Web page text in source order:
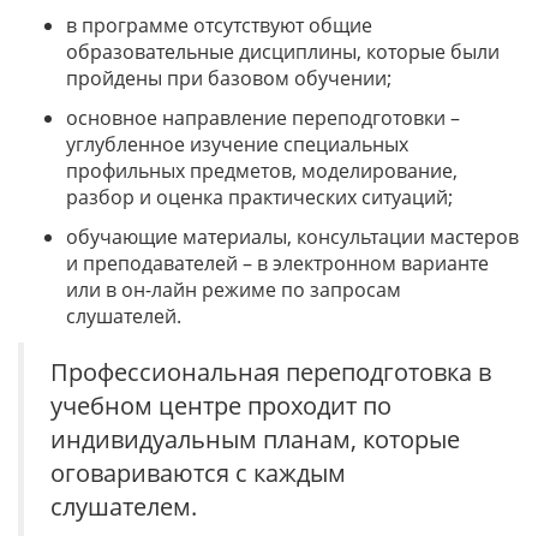
в программе отсутствуют общие
образовательные дисциплины, которые были
пройдены при базовом обучении;
основное направление переподготовки –
углубленное изучение специальных
профильных предметов, моделирование,
разбор и оценка практических ситуаций;
обучающие материалы, консультации мастеров
и преподавателей – в электронном варианте
или в он-лайн режиме по запросам
слушателей.
Профессиональная переподготовка в
учебном центре проходит по
индивидуальным планам, которые
оговариваются с каждым
слушателем.